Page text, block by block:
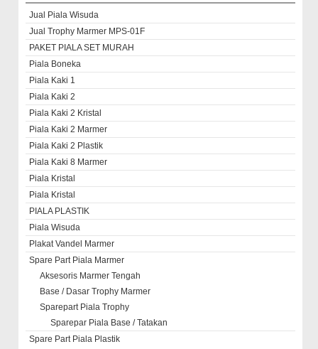
Jual Piala Wisuda
Jual Trophy Marmer MPS-01F
PAKET PIALA SET MURAH
Piala Boneka
Piala Kaki 1
Piala Kaki 2
Piala Kaki 2 Kristal
Piala Kaki 2 Marmer
Piala Kaki 2 Plastik
Piala Kaki 8 Marmer
Piala Kristal
Piala Kristal
PIALA PLASTIK
Piala Wisuda
Plakat Vandel Marmer
Spare Part Piala Marmer
Aksesoris Marmer Tengah
Base / Dasar Trophy Marmer
Sparepart Piala Trophy
Sparepar Piala Base / Tatakan
Spare Part Piala Plastik